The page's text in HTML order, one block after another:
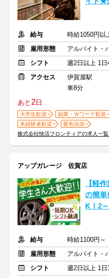
給与
雇用形態
アルバイト・
シフト
週2日以上 1
アクセス
伊賀屋駅
車8分
あと2日
大学生歓迎 副業・Ｗワーク歓迎
未経験者歓迎
髪色自由
株式会社快活フロンティアの求人一
アップガレージ 佐賀店
【軽
の簡
K！2
給与
時給1100円～
雇用形態
アルバイト・
シフト
週2日以上 1